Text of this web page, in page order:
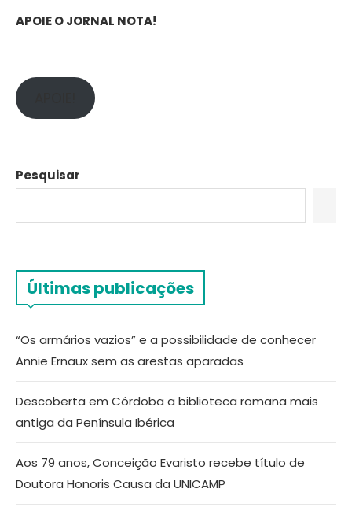
APOIE O JORNAL NOTA!
Pesquisar
Últimas publicações
“Os armários vazios” e a possibilidade de conhecer
Annie Ernaux sem as arestas aparadas
Descoberta em Córdoba a biblioteca romana mais
antiga da Península Ibérica
Aos 79 anos, Conceição Evaristo recebe título de
Doutora Honoris Causa da UNICAMP